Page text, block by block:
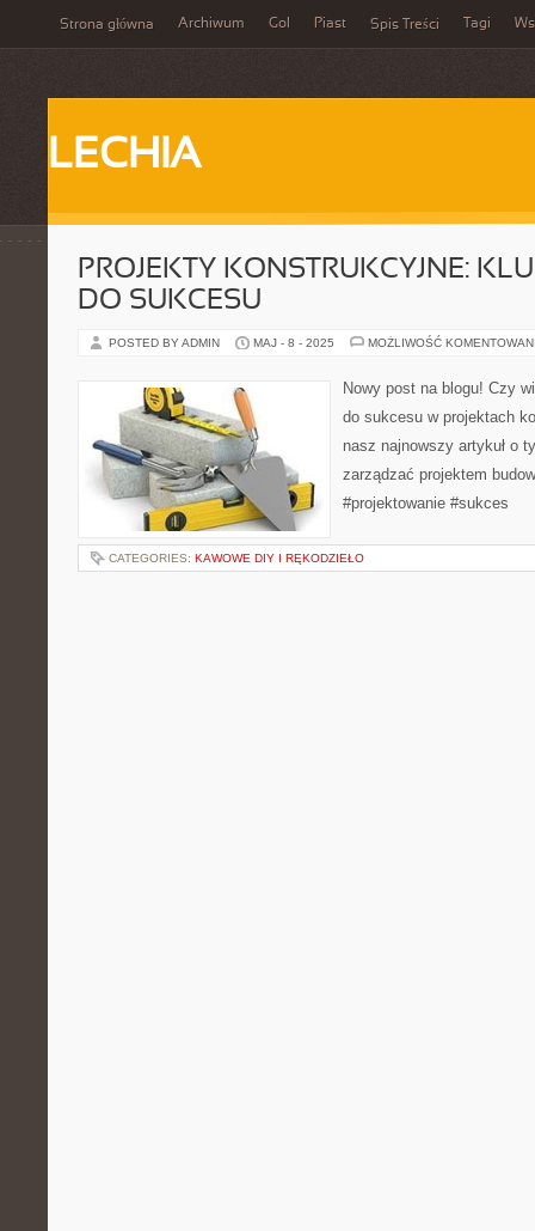
Strona główna Archiwum Gol Piast Spis Treści Tagi
LECHIA
PROJEKTY KONSTRUKCYJNE:
DO SUKCESU
POSTED BY ADMIN MAJ - 8 - 2025 MOŻLIWOŚĆ
Nowy post na blogu! Czy
do sukcesu w projektach
nasz najnowszy artykuł o
zarządzać projektem
#projektowanie #sukces
CATEGORIES: KAWOWE DIY I RĘKODZIEŁO